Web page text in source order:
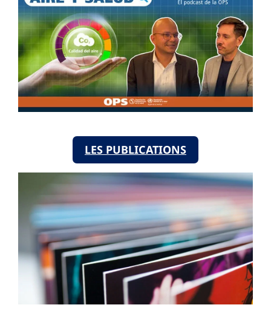
LES PUBLICATIONS